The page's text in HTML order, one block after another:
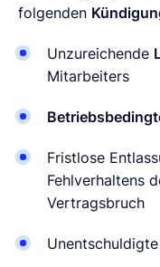
folgenden
Unzureichende
Mitarbeiters
Fristlose
Fehlverhaltens
Vertragsbruch